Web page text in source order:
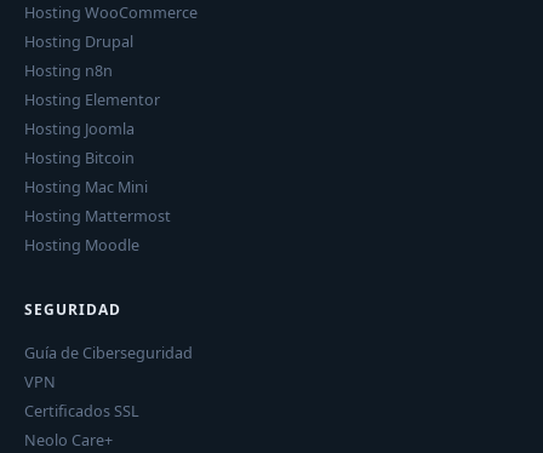
Hosting WooCommerce
Hosting Drupal
Hosting n8n
Hosting Elementor
Hosting Joomla
Hosting Bitcoin
Hosting Mac Mini
Hosting Mattermost
Hosting Moodle
SEGURIDAD
Guía de Ciberseguridad
VPN
Certificados SSL
Neolo Care+